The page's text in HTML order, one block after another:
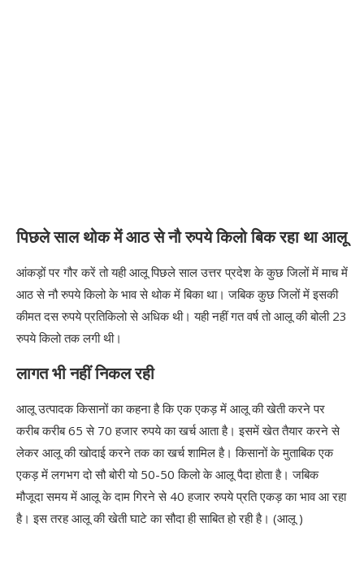
पिछले साल थोक में आठ से नौ रुपये किलो बिक रहा था आलू
आंकड़ों पर गौर करें तो यही आलू पिछले साल उत्तर प्रदेश के कुछ जिलों में माच में
आठ से नौ रुपये किलो के भाव से थोक में बिका था। जबिक कुछ जिलों में इसकी
कीमत दस रुपये प्रतिकिलो से अधिक थी। यही नहीं गत वर्ष तो आलू की बोली 23
रुपये किलो तक लगी थी।
लागत भी नहीं निकल रही
आलू उत्पादक किसानों का कहना है कि एक एकड़ में आलू की खेती करने पर
करीब करीब 65 से 70 हजार रुपये का खर्च आता है। इसमें खेत तैयार करने से
लेकर आलू की खोदाई करने तक का खर्च शामिल है। किसानों के मुताबिक एक
एकड़ में लगभग दो सौ बोरी यो 50-50 किलो के आलू पैदा होता है। जबिक
मौजूदा समय में आलू के दाम गिरने से 40 हजार रुपये प्रति एकड़ का भाव आ रहा
है। इस तरह आलू की खेती घाटे का सौदा ही साबित हो रही है। (आलू )